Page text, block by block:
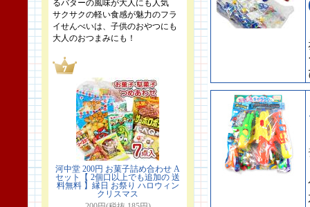
るバターの風味が大人にも人気
サクサクの軽い食感が魅力のフラ
イせんべいは、子供のおやつにも
大人のおつまみにも！
河中堂 200円 お菓子詰め合わせ A
セット【 2個口以上でも追加の 送
料無料 】縁日 お祭り ハロウィン
クリスマス